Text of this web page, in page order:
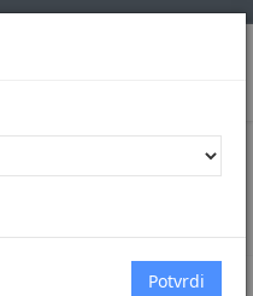
Broj 4/26